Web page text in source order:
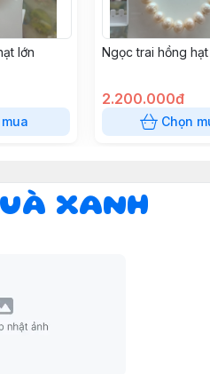
lớn Ngọc trai hồng
2.200.000đ
Chọn
XANH